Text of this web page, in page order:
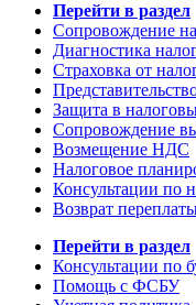
Перейти в раздел
Сопровождение
Диагностика
Страховка от
Защита в
Сопровождение
Возмещение НДС
Налоговое
Консультации по
Возврат
Перейти в раздел
Консультации по
Помощь с ФСБУ